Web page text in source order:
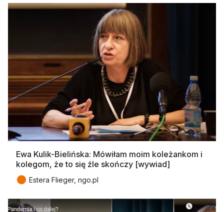
Ewa Kulik-Bielińska: Mówiłam moim koleżankom i
kolegom, że to się źle skończy [wywiad]
● Estera Flieger, ngo.pl